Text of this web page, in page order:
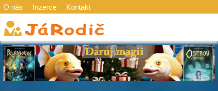
O nás Inzerce Kontakt